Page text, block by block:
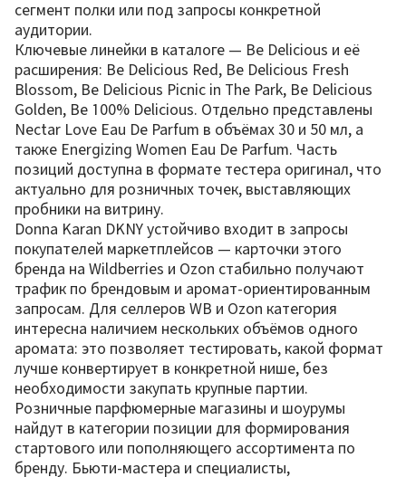
сегмент полки или под запросы конкретной
аудитории.
Ключевые линейки в каталоге — Be Delicious и её
расширения: Be Delicious Red, Be Delicious Fresh
Blossom, Be Delicious Picnic in The Park, Be Delicious
Golden, Be 100% Delicious. Отдельно представлены
Nectar Love Eau De Parfum в объёмах 30 и 50 мл, а
также Energizing Women Eau De Parfum. Часть
позиций доступна в формате тестера оригинал, что
актуально для розничных точек, выставляющих
пробники на витрину.
Donna Karan DKNY устойчиво входит в запросы
покупателей маркетплейсов — карточки этого
бренда на Wildberries и Ozon стабильно получают
трафик по брендовым и аромат-ориентированным
запросам. Для селлеров WB и Ozon категория
интересна наличием нескольких объёмов одного
аромата: это позволяет тестировать, какой формат
лучше конвертирует в конкретной нише, без
необходимости закупать крупные партии.
Розничные парфюмерные магазины и шоурумы
найдут в категории позиции для формирования
стартового или пополняющего ассортимента по
бренду. Бьюти-мастера и специалисты,